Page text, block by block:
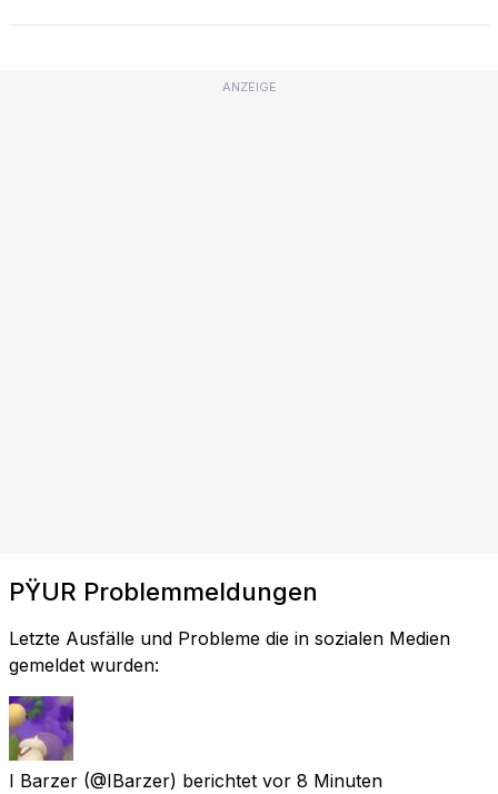
ANZEIGE
PŸUR Problemmeldungen
Letzte Ausfälle und Probleme die in sozialen Medien
gemeldet wurden:
I Barzer (@IBarzer) berichtet vor 8 Minuten